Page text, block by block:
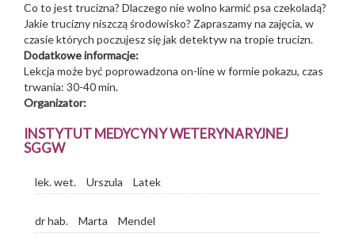
Co to jest trucizna? Dlaczego nie wolno karmić psa czekoladą?
Jakie trucizny niszczą środowisko? Zapraszamy na zajęcia, w
czasie których poczujesz się jak detektyw na tropie trucizn.
Dodatkowe informacje:
Lekcja może być poprowadzona on-line w formie pokazu, czas
trwania: 30-40 min.
Organizator:
INSTYTUT MEDYCYNY WETERYNARYJNEJ
SGGW
lek. wet. Urszula Latek
dr hab. Marta Mendel